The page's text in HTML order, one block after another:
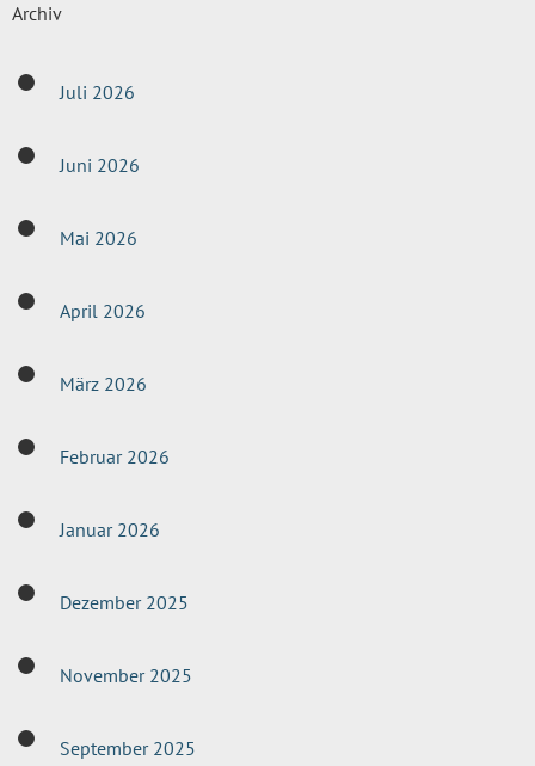
Archiv
Juli 2026
Juni 2026
Mai 2026
April 2026
März 2026
Februar 2026
Januar 2026
Dezember 2025
November 2025
September 2025